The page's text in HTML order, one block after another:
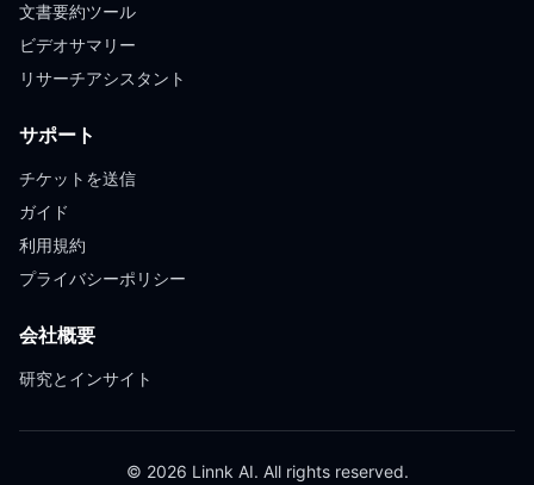
文書要約ツール
ビデオサマリー
リサーチアシスタント
サポート
チケットを送信
ガイド
利用規約
プライバシーポリシー
会社概要
研究とインサイト
© 2026 Linnk AI. All rights reserved.